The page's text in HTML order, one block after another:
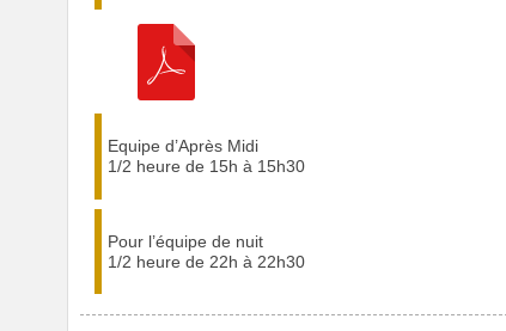
Equipe d’Après Midi
1/2 heure de 15h à 15h30
Pour l’équipe de nuit
1/2 heure de 22h à 22h30